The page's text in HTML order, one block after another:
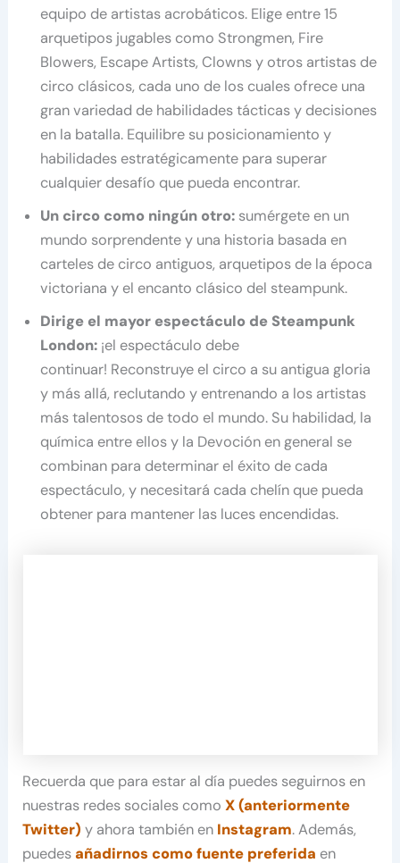
equipo de artistas acrobáticos. Elige entre 15
arquetipos jugables como Strongmen, Fire
Blowers, Escape Artists, Clowns y otros artistas de
circo clásicos, cada uno de los cuales ofrece una
gran variedad de habilidades tácticas y decisiones
en la batalla. Equilibre su posicionamiento y
habilidades estratégicamente para superar
cualquier desafío que pueda encontrar.
Un circo como ningún otro: sumérgete en un
mundo sorprendente y una historia basada en
carteles de circo antiguos, arquetipos de la época
victoriana y el encanto clásico del steampunk.
Dirige el mayor espectáculo de Steampunk
London: ¡el espectáculo debe
continuar! Reconstruye el circo a su antigua gloria
y más allá, reclutando y entrenando a los artistas
más talentosos de todo el mundo. Su habilidad, la
química entre ellos y la Devoción en general se
combinan para determinar el éxito de cada
espectáculo, y necesitará cada chelín que pueda
obtener para mantener las luces encendidas.
Recuerda que para estar al día puedes seguirnos en
nuestras redes sociales comoX (anteriormente
Twitter) y ahora también en Instagram. Además,
puedesañadirnos como fuente preferida en